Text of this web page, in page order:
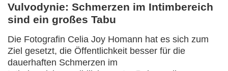
Vulvodynie: Schmerzen im Intimbereich
sind ein großes Tabu
Die Fotografin Celia Joy Homann hat es sich zum
Ziel gesetzt, die Öffentlichkeit besser für die
dauerhaften Schmerzen im